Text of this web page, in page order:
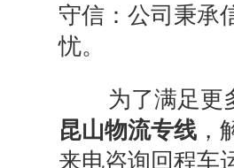
守信：公司秉承
忧。
为了满足更多
昆山物流专线 ，
来电咨询回程车